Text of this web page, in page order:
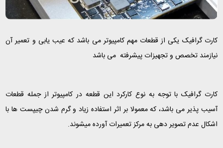
کارت گرافیک یکی از قطعات مهم کامپیوتر می باشد که عیب یابی و تعمیر آن
نیازمند تخصص و تجهیزات پیشرفته می باشد
کارت گرافیک با توجه به نوع کارکرد این قطعه در کامپیوتر از جمله قطعات
آسیب پذیر می باشد، که معمولا بر اثر استفاده زیاد و گرم شدن چیپست ها با
اشکال عدم تصویر دهی به مرکز تعمیرات آورده میشوند.